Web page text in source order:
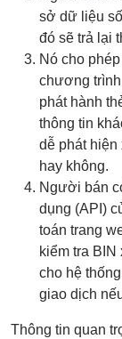
sở dữ liệu
đó sẽ trả lại
Nó cho
chương
phát hành
thông tin
dễ phát hiện
hay không.
Người bán
dụng (API)
toán trang
kiểm tra
cho hệ
giao dịch
Thông tin quan